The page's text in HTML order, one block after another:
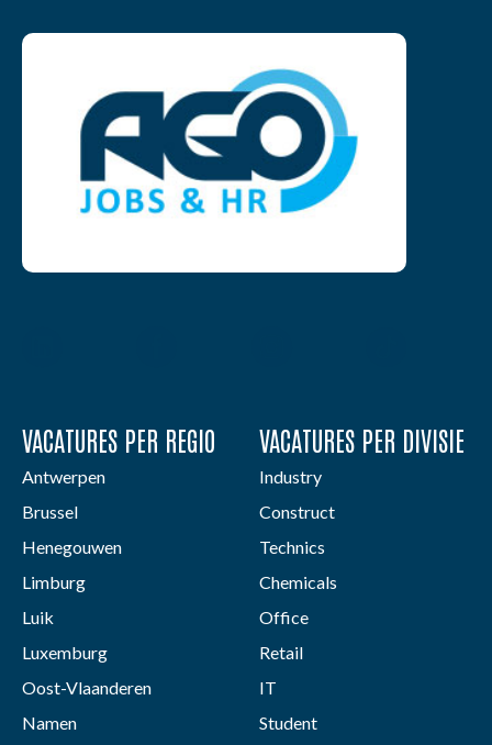
VACATURES PER REGIO
Antwerpen
Brussel
Henegouwen
Limburg
Luik
Luxemburg
Oost-Vlaanderen
Namen
VACATURES PER DIVISIE
Industry
Construct
Technics
Chemicals
Office
Retail
IT
Student